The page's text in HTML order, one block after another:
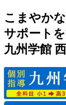
こまやか
サポート
九州学館